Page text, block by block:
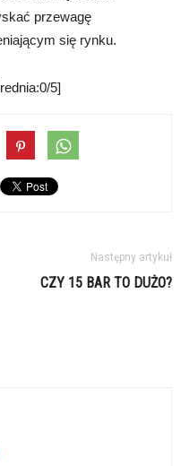
przewagę
się rynku.
5]
Następny artykuł
CZY 15 BAR TO DUŻO?